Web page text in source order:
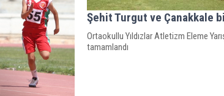
Şehit Turgut ve Çanakkale
Ortaokullu Yıldızlar Atletizm Eleme
tamamlandı